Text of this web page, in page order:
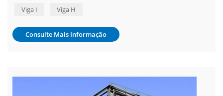
diversos tipos de vigas, as vigas H e as vigas I são as duas formas
Viga I
Viga H
Consulte Mais Informação